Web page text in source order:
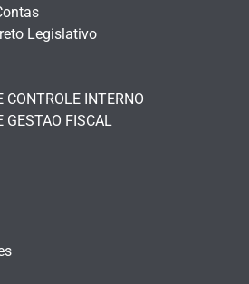
Legislativo
CONTROLE INTERNO
GESTAO FISCAL